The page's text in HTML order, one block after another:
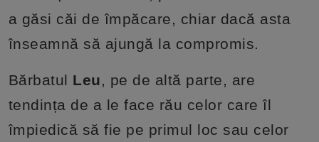
a găsi căi de împăcare, chiar dacă asta
înseamnă să ajungă la compromis.
Bărbatul Leu, pe de altă parte, are
tendința de a le face rău celor care îl
împiedică să fie pe primul loc sau celor